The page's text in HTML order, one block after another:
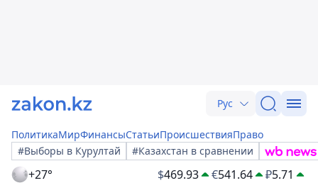
Рус
ПолитикаМирФинансыСтатьиПроисшествияПраво
#Выборы в Курултай
#Казахстан в сравнении
+27° $469.93 €541.64 ₽5.71